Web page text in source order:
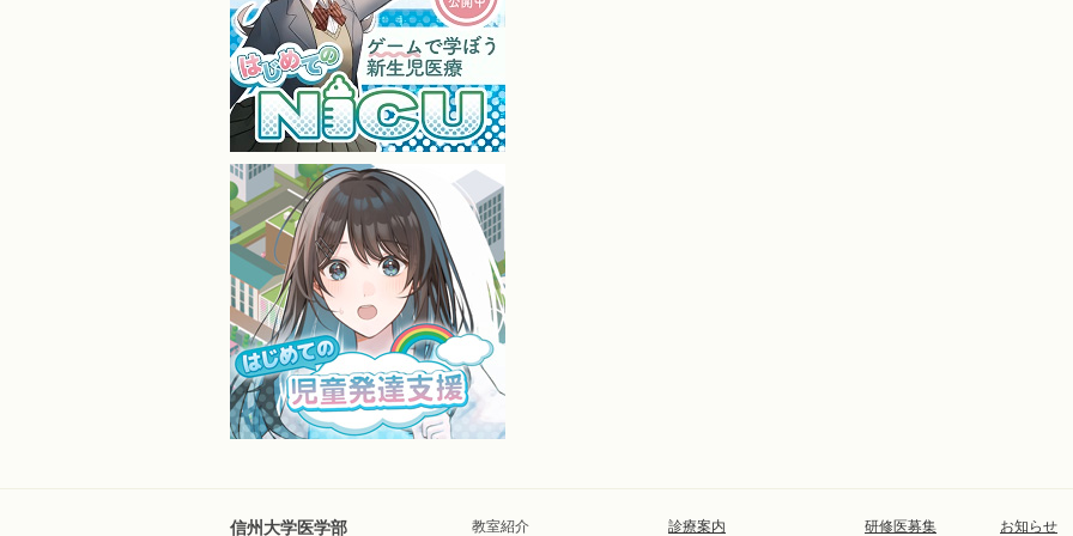
信州大学医学部 教室紹介 診療案内 研修医募集 お知らせ